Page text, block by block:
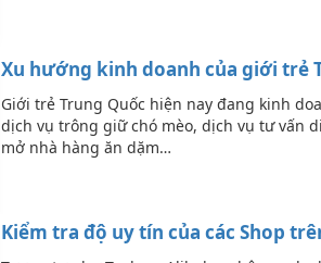
Xu hướng kinh doanh của giới trẻ
Giới trẻ Trung Quốc hiện nay đang kinh
dịch vụ trông giữ chó mèo, dịch vụ tư vấn
mở nhà hàng ăn dặm…
Kiểm tra độ uy tín của các Shop